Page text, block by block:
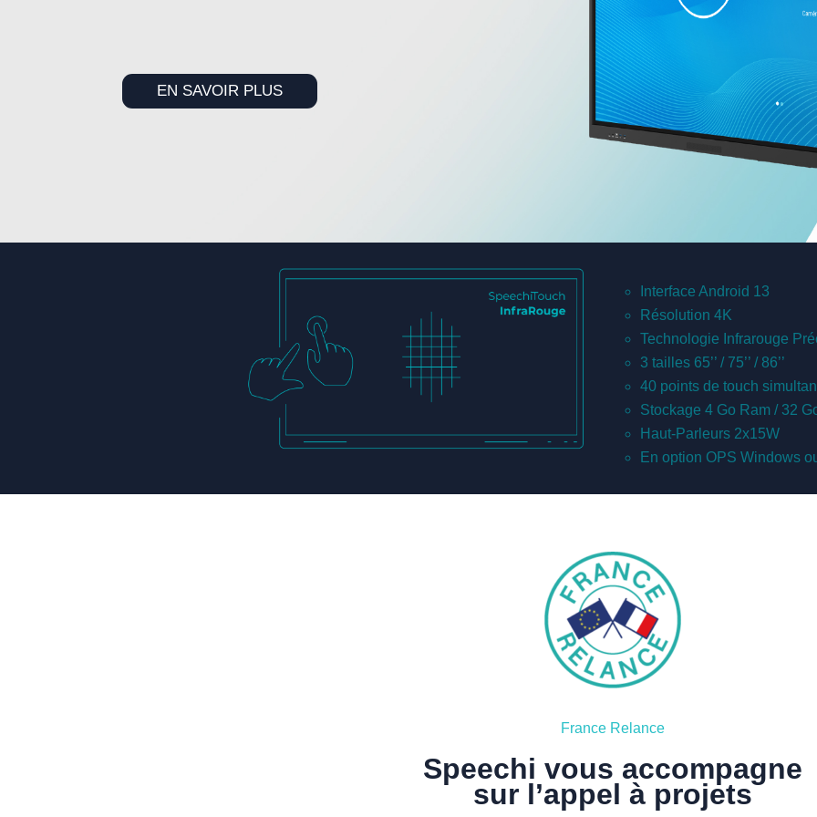
EN SAVOIR PLUS
Interface Android 13
Résolution 4K
Technologie Infrarouge
3 tailles 65’’ / 75’’ / 86’’
40 points de touch
Stockage 4 Go Ram / 32
Haut-Parleurs 2x15W
En option OPS Windows
France Relance
Speechi vous accompagne
sur l’appel à projets